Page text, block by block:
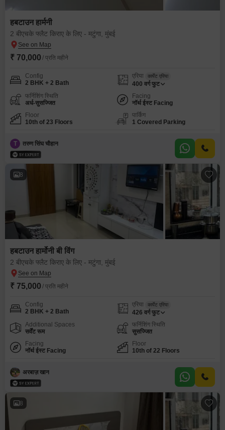
हबटाउन हार्मनी
2 बीएचके फ्लैट किराए के लिए - मटुंगा, मुंबई
₹ 70,000 / प्रति महीने
Config
2 BHK + 2 Bath
एरिया कार्पेट एरिया
400 वर्ग फुट
फर्निशिंग स्थिति
अर्ध-सुसज्जित
Facing
नॉर्थ ईस्ट Facing
Floor
10th of 23 Floors
पार्किंग
1 Covered Parking
T तरुण सिंघ चौहान
8
हबटाउन हार्मोनी बी विंग
2 बीएचके फ्लैट किराए के लिए - मटुंगा, मुंबई
₹ 75,000 / प्रति महीने
Config
2 BHK + 2 Bath
एरिया कार्पेट एरिया
426 वर्ग फुट
Additional Spaces
सर्वेंट रूम
फर्निशिंग स्थिति
सुसज्जित
Facing
नॉर्थ ईस्ट Facing
Floor
10th of 22 Floors
अरबाज़ खान
8